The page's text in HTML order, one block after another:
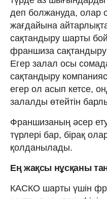
деп болжануда, олар
жағдайына
сақтандыру шарты
франшиза
Егер залал осы
сақтандыру
егер ол асып кетсе,
залалды өтейтін
Франшизаның әсер
түрлері бар, бірақ
қолданылады.
Ең жақсы нұсқаны
КАСКО шарты үшін